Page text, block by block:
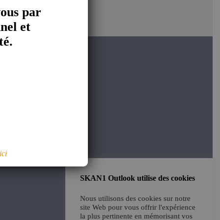
SKAN1 Outlook utilise des cookies
Nous utilisons des cookies sur notre
site Web pour vous offrir l'expérience
la plus pertinente en mémorisant vos
par
et